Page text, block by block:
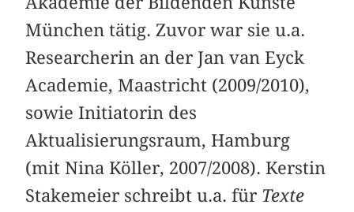
München tätig. Zuvor war sie u.a.
Researcherin an der Jan van Eyck
Academie, Maastricht (2009/2010),
sowie Initiatorin des
Aktualisierungsraum, Hamburg
(mit Nina Köller, 2007/2008). Kerstin
Stakemeier schreibt u.a. für Texte